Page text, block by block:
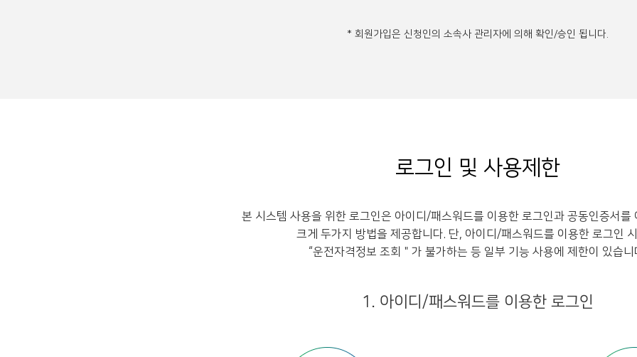
* 회원가입은 신청인의 소속사 관리자에 의해 확인/승인 됩니다.
로그인 및 사용제한
본 시스템 사용을 위한 로그인은 아이디/패스워드를 이용한 로그인과 공동인증서를
크게 두가지 방법을 제공합니다. 단, 아이디/패스워드를 이용한 로그인
“운전자격정보 조회＂가 불가하는 등 일부 기능 사용에 제한이 있습니
1. 아이디/패스워드를 이용한 로그인